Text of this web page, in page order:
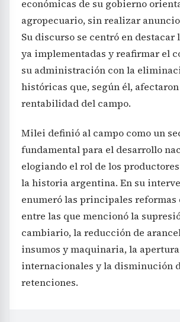
económicas de su gobierno
agropecuario, sin realizar
Su discurso se centró en destacar
ya implementadas y reafirmar el
su administración con la
históricas que, según él,
rentabilidad del campo.
Milei definió al campo como un
fundamental para el desarrollo
elogiando el rol de los
la historia argentina. En su
enumeró las principales reformas
entre las que mencionó la
cambiario, la reducción de
insumos y maquinaria, la
internacionales y la disminución
retenciones.